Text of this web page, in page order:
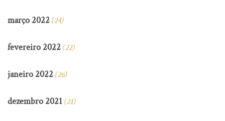
março 2022(24)
fevereiro 2022(22)
janeiro 2022(26)
dezembro 2021(21)